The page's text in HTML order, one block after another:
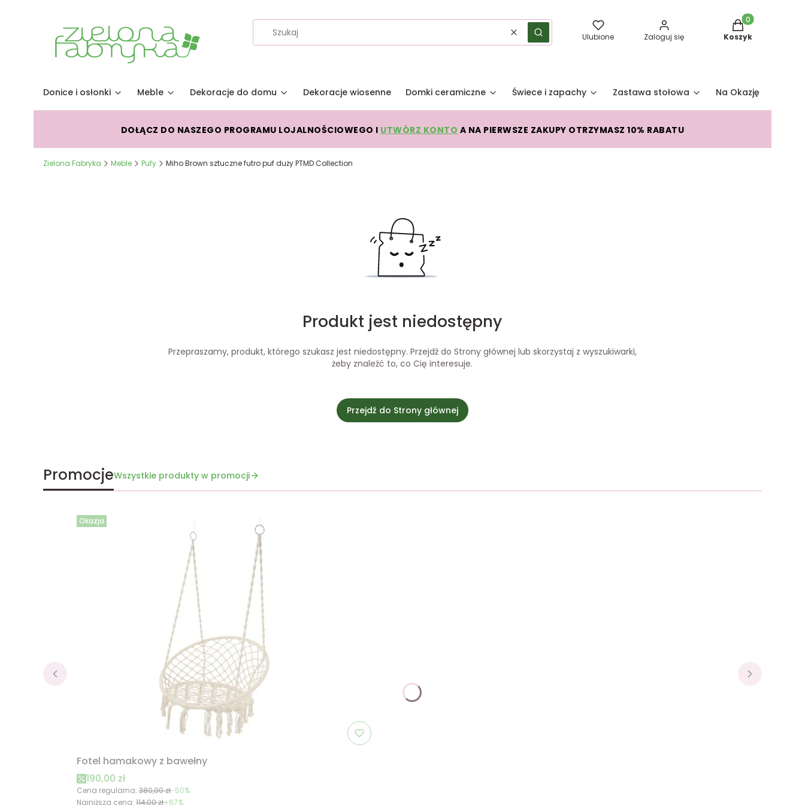
WyczyśćSzukaj Ulubione Zaloguj się
Produkty w
Koszyk
Donice i osłonki Meble Dekoracje do domu Dekoracje wiosenne Domki ceramiczne Świece i zapachy Zastawa stołowa Na Okazję
DOŁĄCZ DO NASZEGO PROGRAMU LOJALNOŚCIOWEGO I UTWÓRZ KONTO A NA PIERWSZE ZAKUPY OTRZYMASZ 10% RABATU
Zielona Fabryka Meble Pufy Miho Brown sztuczne futro puf duży PTMD Collection
Produkt jest niedostępny
Przepraszamy, produkt, którego szukasz jest niedostępny. Przejdź do Strony głównej lub skorzystaj z wyszukiwarki,
żeby znaleźć to, co Cię interesuje.
Przejdź do Strony głównej
PromocjeWszystkie produkty w promocji
Okazja
Fotel hamakowy z bawełny
Cena promocyjna
190,00 zł
Cena regularna: 380,00 zł-50%
Najniższa cena: 114,00 zł+67%